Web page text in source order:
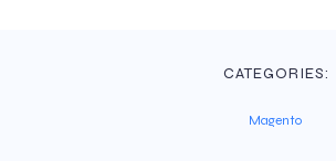
CATEGORIES:
Magento